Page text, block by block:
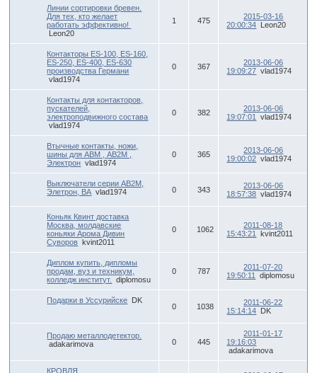
Линии сортировки бревен.
Для тех, кто желает
работать эффективно!
Leon20
1 475
2015-03-16
20:00:34 Leon20
Контакторы ES-100, ES-160,
ES-250, ES-400, ES-630
производства Германи
vlad1974
0 367
2013-06-06
19:09:27 vlad1974
Контакты для контакторов,
пускателей,
электроподвижного состава
vlad1974
0 382
2013-06-06
19:07:01
vlad1974
Втычные контакты, ножи,
шины для АВМ , АВ2М ,
Электрон vlad1974
0 365
2013-06-06
19:00:02 vlad1974
Выключатели серии АВ2М,
Элетрон, ВА vlad1974 0 343
2013-06-06
18:57:38 vlad1974
Коньяк Квинт доставка
Москва, молдавские
коньяки Арома Дивин
Суворов kvint2011
0 1062
2011-08-18
15:43:21
kvint2011
Диплом купить, дипломы
продам, вуз и техникум,
колледж институт.
diplomosu
0 787
2011-07-20
19:50:11
diplomosu
Подарки в Уссурийске DK
0 1038
2011-06-22
15:14:14 DK
Продаю металлодетектор.
adakarimova
0 445
2011-01-17
19:16:03
adakarimova
КРОВЛЯ,